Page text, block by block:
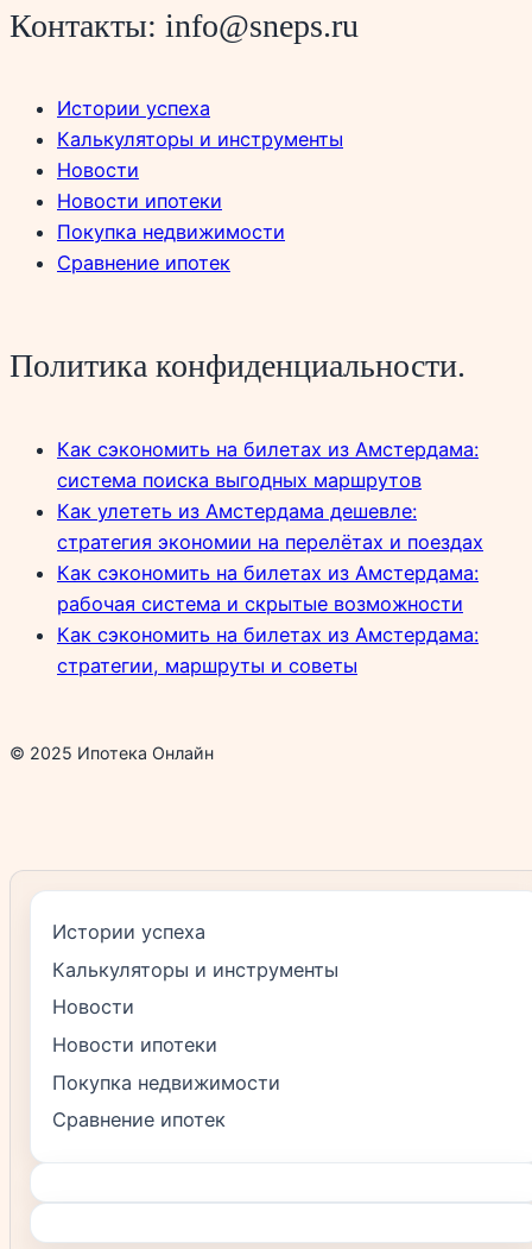
Контакты: info@sneps.ru
Истории успеха
Калькуляторы и инструменты
Новости
Новости ипотеки
Покупка недвижимости
Сравнение ипотек
Политика конфиденциальности.
Как сэкономить на билетах из Амстердама:
система поиска выгодных маршрутов
Как улететь из Амстердама дешевле:
стратегия экономии на перелётах и поездах
Как сэкономить на билетах из Амстердама:
рабочая система и скрытые возможности
Как сэкономить на билетах из Амстердама:
стратегии, маршруты и советы
© 2025 Ипотека Онлайн
Истории успеха
Калькуляторы и инструменты
Новости
Новости ипотеки
Покупка недвижимости
Сравнение ипотек